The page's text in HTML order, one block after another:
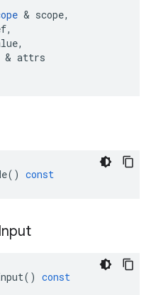
& scope,
,
,
& attrs
() const
Input
() const